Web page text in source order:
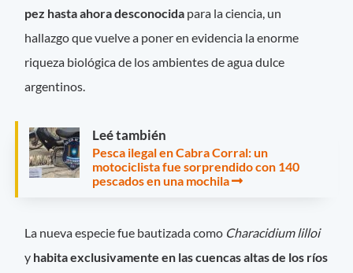
pez hasta ahora desconocida para la ciencia, un
hallazgo que vuelve a poner en evidencia la enorme
riqueza biológica de los ambientes de agua dulce
argentinos.
Leé también
Pesca ilegal en Cabra Corral: un
motociclista fue sorprendido con 140
pescados en una mochila
La nueva especie fue bautizada como Characidium lilloi
y habita exclusivamente en las cuencas altas de los ríos